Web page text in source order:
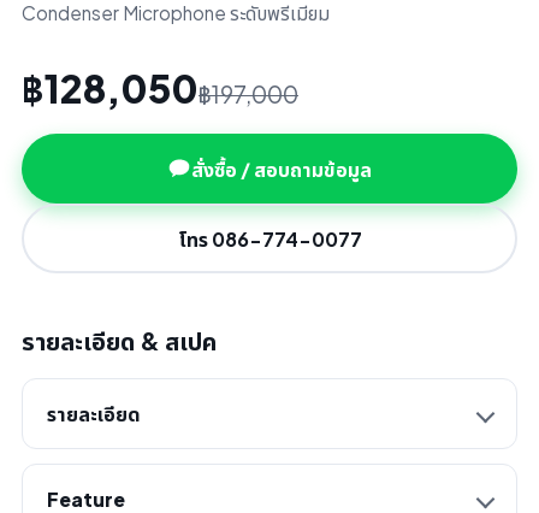
Condenser Microphone ระดับพรีเมียม
฿128,050฿197,000
สั่งซื้อ / สอบถามข้อมูล
โทร 086-774-0077
รายละเอียด & สเปค
รายละเอียด
Feature